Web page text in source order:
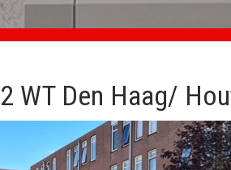
WT Den Haag/